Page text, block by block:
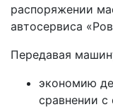
распоряжении
автосервиса
Передавая
экономию
сравнении